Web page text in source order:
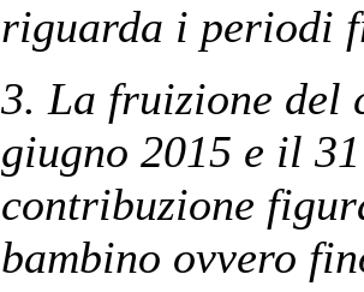
riguarda i periodi
3. La fruizione del
giugno 2015 e il
contribuzione
bambino ovvero